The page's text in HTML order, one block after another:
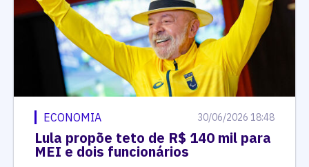
ECONOMIA 30/06/2026 18:48
Lula propõe teto de R$ 140 mil para
MEI e dois funcionários